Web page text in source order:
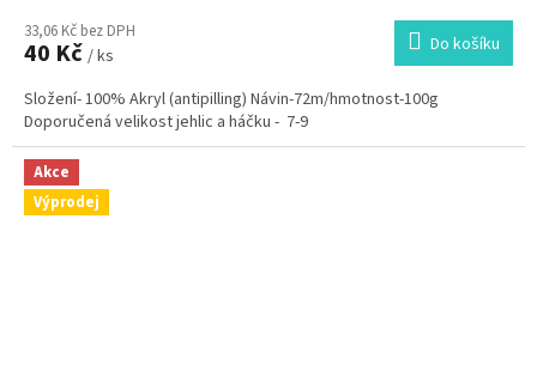
33,06 Kč bez DPH
40 Kč / ks Do košíku
Složení- 100% Akryl (antipilling) Návin-72m/hmotnost-100g
Doporučená velikost jehlic a háčku - 7-9
Akce
Výprodej